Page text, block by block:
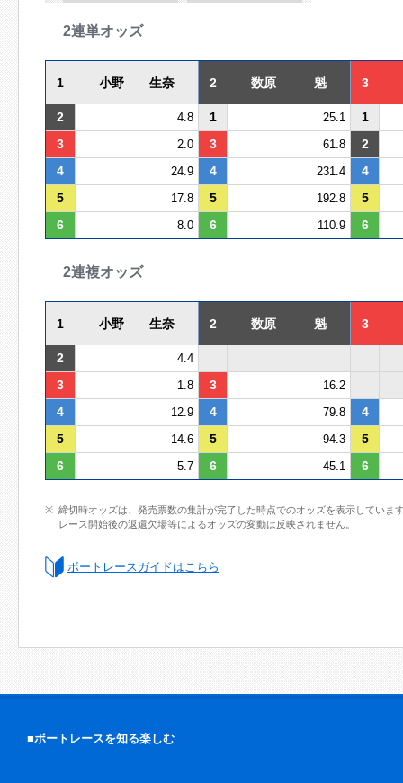
2連単オッズ
1 小野 生奈 2 数原 魁 3
2 4.8 1 25.1
1
3
2.0 3 61.8
2
4
24.9 4 231.4
4
5
17.8 5 192.8
5
6
8.0 6 110.9 6
2連複オッズ
1 小野 生奈 2 数原 魁 3
2 4.4
3 1.8 3 16.2
4 12.9 4 79.8
4
5
14.6 5 94.3
5
6
5.7 6 45.1 6
締切時オッズは、発売票数の集計が完了した時点でのオッズを表示していま
レース開始後の返還欠場等によるオッズの変動は反映されません。
ボートレースガイドはこちら
■ボートレースを知る楽しむ